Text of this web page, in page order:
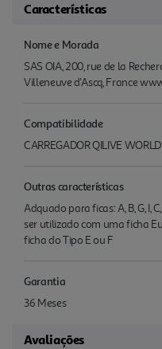
Características
Nome e Morada
SAS OIA, 200, rue de la
Villeneuve d'Ascq, France
Compatibilidade
CARREGADOR QILIVE
Outras características
Adquado para ficas: A, B, G, I,
ser utilizado com uma ficha
ficha do Tipo E ou F
Garantia
36 Meses
Avaliações